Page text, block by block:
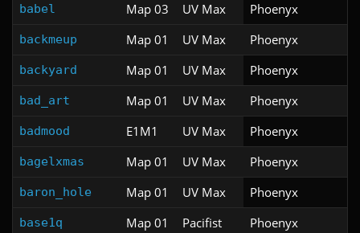
babel Map 03 UV Max Phoenyx
backmeup Map 01 UV Max Phoenyx
backyard Map 01 UV Max Phoenyx
bad_art Map 01 UV Max Phoenyx
badmood E1M1 UV Max Phoenyx
bagelxmas Map 01 UV Max Phoenyx
baron_hole Map 01 UV Max Phoenyx
base1q Map 01 Pacifist Phoenyx